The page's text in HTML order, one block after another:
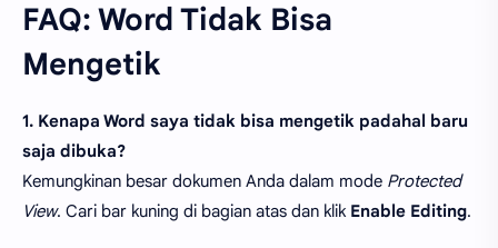
FAQ: Word Tidak Bisa
Mengetik
1. Kenapa Word saya tidak bisa mengetik padahal baru
saja dibuka?
Kemungkinan besar dokumen Anda dalam mode Protected
View. Cari bar kuning di bagian atas dan klik Enable Editing.